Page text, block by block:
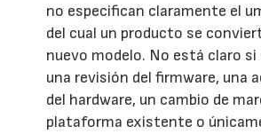
no especifican claramente el
del cual un producto se
nuevo modelo. No está claro
una revisión del firmware, una
del hardware, un cambio de
plataforma existente o